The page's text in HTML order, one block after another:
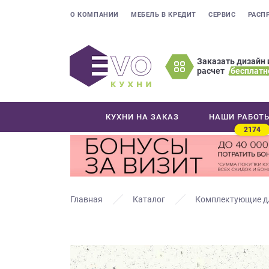
О КОМПАНИИ МЕБЕЛЬ В КРЕДИТ СЕРВИС
Заказать дизайн
расчет
КУХНИ НА ЗАКАЗ НАШИ
2174
Главная Каталог Комплектующие
ваши